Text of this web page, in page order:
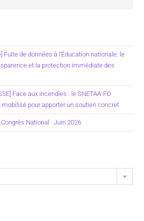
Fuite de données à l’Éducation nationale: le
et la protection immédiate des
Face aux incendies : le SNETAA-FO
pour apporter un soutien concret
National · Juin 2026